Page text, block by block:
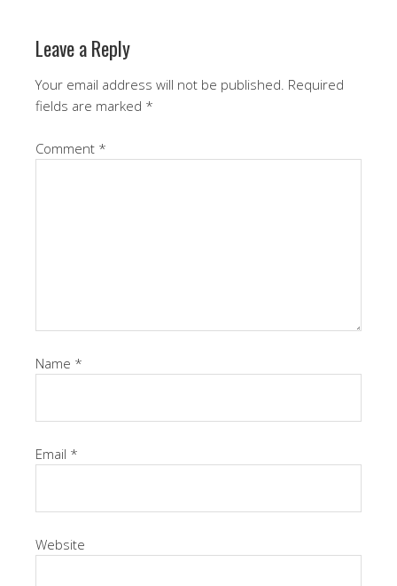
Leave a Reply
Your email address will not be published. Required
fields are marked *
Comment *
Name *
Email *
Website